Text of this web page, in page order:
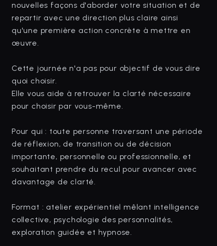
nouvelles façons d'aborder votre situation et de
repartir avec une direction plus claire ainsi
qu'une première action concrète à mettre en
œuvre.
Cette journée n'a pas pour objectif de vous dire
quoi choisir.
Elle vous aide à retrouver la clarté nécessaire
pour choisir par vous-même.
Pour qui : toute personne traversant une période
de réflexion, de transition ou de décision
importante, personnelle ou professionnelle, et
souhaitant prendre du recul pour avancer avec
davantage de clarté.
Format : atelier expérientiel mêlant intelligence
collective, psychologie des personnalités,
exploration guidée et hypnose.